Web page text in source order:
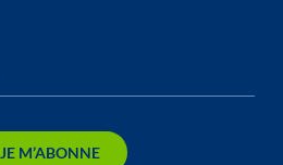
JE M’ABONNE